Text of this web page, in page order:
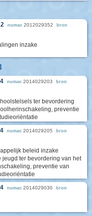
numac 2012029352 bron
inzake
numac 2014029203 bron
ter bevordering
preventie
numac 2014029205 bron
beleid inzake
ter bevordering van het
preventie van
numac 2014029030 bron